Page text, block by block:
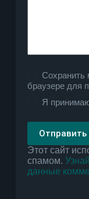
Сохранить
браузере для
Я
Этот сайт
спамом.
данные